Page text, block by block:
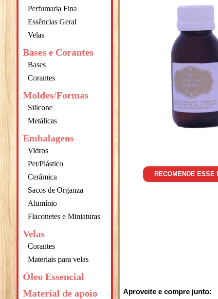
Perfumaria Fina
Essências Geral
Velas
Bases e Corantes
Bases
Corantes
Moldes/Formas
Silicone
Metálicas
Embalagens
Vidros
Pet/Plástico
Cerâmica
Sacos de Organza
Alumínio
Flaconetes e Miniaturas
Velas
Corantes
Materiais para velas
Óleo Essencial
Material de apoio
RECOMENDE ESSE
Aproveite e compre junto: